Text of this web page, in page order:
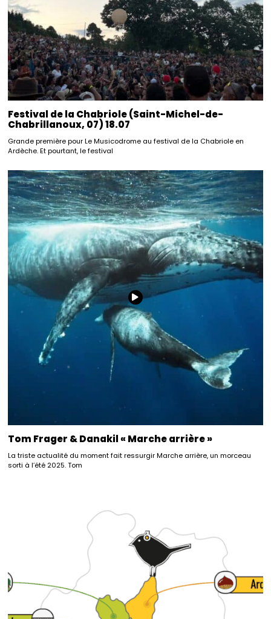
Festival de la Chabriole (Saint-Michel-de-
Chabrillanoux, 07) 18.07
Grande première pour Le Musicodrome au festival de la Chabriole en
Ardèche. Et pourtant, le festival
Tom Frager & Danakil « Marche arrière »
La triste actualité du moment fait ressurgir Marche arrière, un morceau
sorti à l’été 2025. Tom